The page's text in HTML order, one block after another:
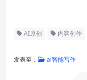
AI原创 内容创作
发表至： ai智能写作